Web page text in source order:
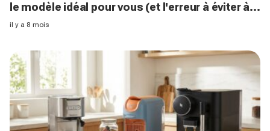
le modèle idéal pour vous (et l'erreur à éviter à
l'achat)
il y a 8 mois